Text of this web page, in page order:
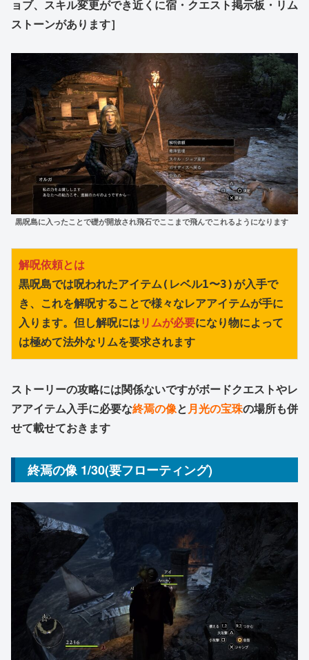
ョブ、スキル変更ができ近くに宿・クエスト掲示板・リム
ストーンがあります］
黒呪島に入ったことで礎が開放され飛石でここまで飛んでこれるようになります
解呪依頼とは
黒呪島では呪われたアイテム(レベル1〜3)が入手で
き、これを解呪することで様々なレアアイテムが手に
入ります。但し解呪にはリムが必要になり物によって
は極めて法外なリムを要求されます
ストーリーの攻略には関係ないですがボードクエストやレ
アアイテム入手に必要な終焉の像と月光の宝珠の場所も併
せて載せておきます
終焉の像 1/30(要フローティング)